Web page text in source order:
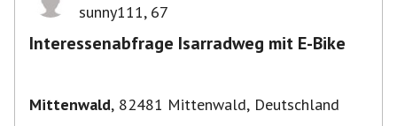
sunny111, 67
Interessenabfrage Isarradweg mit E-Bike
Mittenwald, 82481 Mittenwald, Deutschland